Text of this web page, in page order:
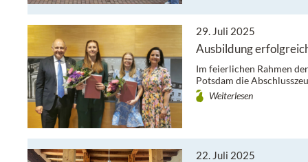
29. Juli 2025
Ausbildung
Im feierlichen Rahmen
Potsdam die
Weiterlesen
22. Juli 2025